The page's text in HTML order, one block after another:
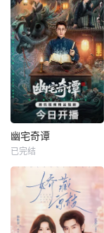
幽宅奇谭
已完结